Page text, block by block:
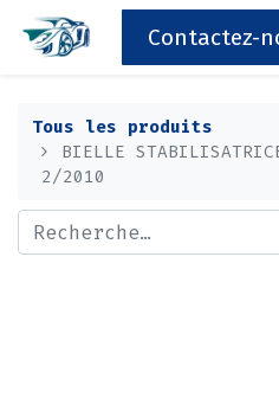
Contactez-
Tous les produits
BIELLE
2/2010